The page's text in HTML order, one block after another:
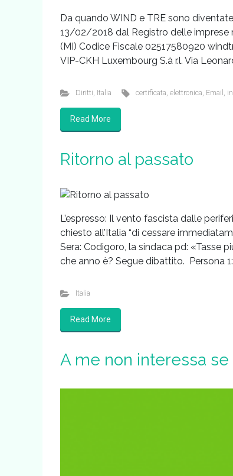
Da quando WIND e TRE sono
13/02/2018 dal Registro delle imprese
(MI) Codice Fiscale 02517580920
VIP-CKH Luxembourg S.à r.l. Via
Diritti, Italia certificata,elettronica, Email ,
Read More
Ritorno al passato
L’espresso: Il vento fascista dalle
chiesto all’Italia “di cessare
Sera: Codigoro, la sindaca pd: «Tasse
che anno è? Segue dibattito. Persona
Italia
Read More
A me non interessa